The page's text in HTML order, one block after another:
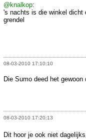
@knalkop:
's nachts is die winkel dicht
grendel
08-03-2010 17:10:10
Die Sumo deed het gewoon
08-03-2010 17:20:13
Dit hoor je ook niet